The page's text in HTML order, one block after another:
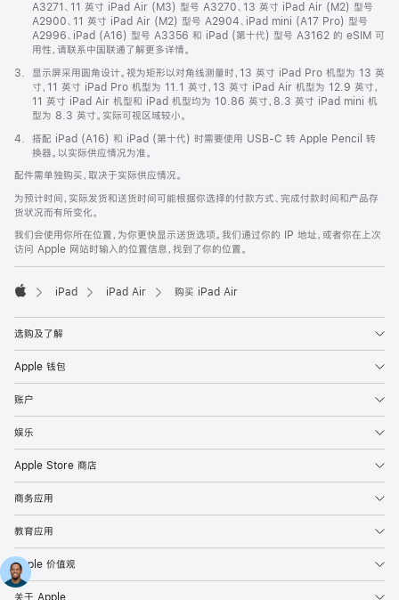
A3271、11 英寸 iPad Air (M3) 型号 A3270、13 英寸 iPad Air (M2) 型号
A2900、11 英寸 iPad Air (M2) 型号 A2904、iPad mini (A17 Pro) 型号
A2996、iPad (A16) 型号 A3356 和 iPad (第十代) 型号 A3162 的 eSIM 可
用性，请联系中国联通了解更多详情。
脚
3.
显示屏采用圆角设计。视为矩形以对角线测量时，13 英寸 iPad Pro 机型为 13 英
寸，11 英寸 iPad Pro 机型为 11.1 英寸，13 英寸 iPad Air 机型为 12.9 英寸，
11 英寸 iPad Air 机型和 iPad 机型均为 10.86 英寸，8.3 英寸 iPad mini 机
型为 8.3 英寸。实际可视区域较小。
脚
4.
搭配 iPad (A16) 和 iPad (第十代) 时需要使用 USB-C 转 Apple Pencil 转
换器。以实际供应情况为准。
配件需单独购买，取决于实际供应情况。
为预计时间，实际发货和送货时间可能根据你选择的付款方式、完成付款时间和产品存
货状况而有所变化。
我们会使用你所在位置，为你更快显示送货选项。我们通过你的 IP 地址，或者你在上次
访问 Apple 网站时输入的位置信息，找到了你的位置。
iPad iPad Air 购买 iPad Air
选购及了解
Apple 钱包
账户
娱乐
Apple Store 商店
商务应用
教育应用
Apple 价值观
关于 Apple